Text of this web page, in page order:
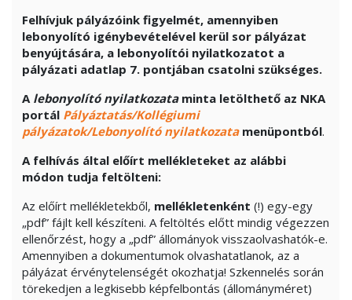
Felhívjuk pályázóink figyelmét, amennyiben
lebonyolító igénybevételével kerül sor pályázat
benyújtására, a lebonyolítói nyilatkozatot a
pályázati adatlap 7. pontjában csatolni szükséges.
A lebonyolító nyilatkozataminta letölthető az NKA
portál Pályáztatás/Kollégiumi
pályázatok/Lebonyolító nyilatkozatamenüpontból.
A felhívás által előírt mellékleteket az alábbi
módon tudja feltölteni:
Az előírt mellékletekből, mellékletenként (!) egy-egy
„pdf” fájlt kell készíteni. A feltöltés előtt mindig végezzen
ellenőrzést, hogy a „pdf” állományok visszaolvashatók-e.
Amennyiben a dokumentumok olvashatatlanok, az a
pályázat érvénytelenségét okozhatja! Szkennelés során
törekedjen a legkisebb képfelbontás (állományméret)